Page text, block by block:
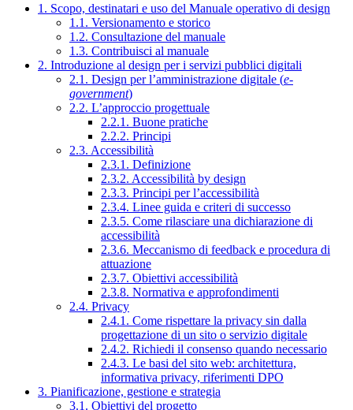
1. Scopo, destinatari e uso del Manuale operativo di design
1.1. Versionamento e storico
1.2. Consultazione del manuale
1.3. Contribuisci al manuale
2. Introduzione al design per i servizi pubblici digitali
2.1. Design per l’amministrazione digitale (e-
government)
2.2. L’approccio progettuale
2.2.1. Buone pratiche
2.2.2. Principi
2.3. Accessibilità
2.3.1. Definizione
2.3.2. Accessibilità by design
2.3.3. Principi per l’accessibilità
2.3.4. Linee guida e criteri di successo
2.3.5. Come rilasciare una dichiarazione di
accessibilità
2.3.6. Meccanismo di feedback e procedura di
attuazione
2.3.7. Obiettivi accessibilità
2.3.8. Normativa e approfondimenti
2.4. Privacy
2.4.1. Come rispettare la privacy sin dalla
progettazione di un sito o servizio digitale
2.4.2. Richiedi il consenso quando necessario
2.4.3. Le basi del sito web: architettura,
informativa privacy, riferimenti DPO
3. Pianificazione, gestione e strategia
3.1. Obiettivi del progetto